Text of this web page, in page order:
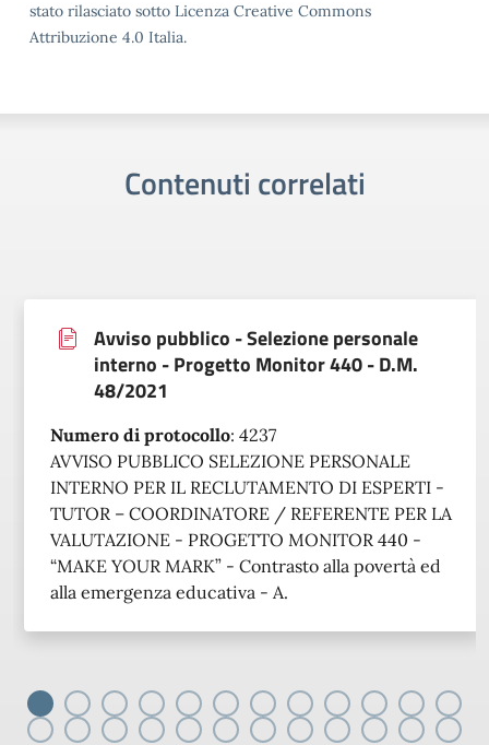
stato rilasciato sotto Licenza Creative Commons
Attribuzione 4.0 Italia.
Contenuti correlati
Avviso pubblico - Selezione personale
interno - Progetto Monitor 440 - D.M.
48/2021
Numero di protocollo: 4237
AVVISO PUBBLICO SELEZIONE PERSONALE
INTERNO PER IL RECLUTAMENTO DI ESPERTI -
TUTOR – COORDINATORE / REFERENTE PER LA
VALUTAZIONE - PROGETTO MONITOR 440 -
“MAKE YOUR MARK” - Contrasto alla povertà ed
alla emergenza educativa - A.